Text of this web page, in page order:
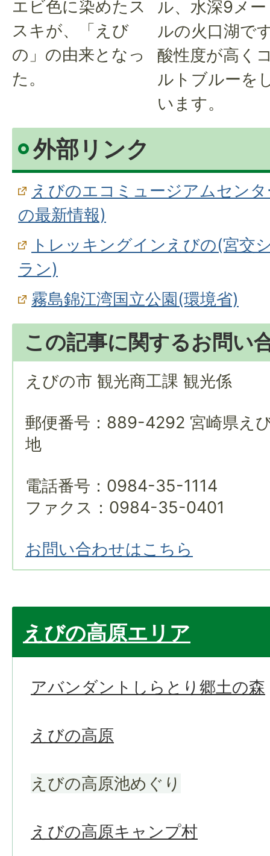
エビ色に染めたス
スキが、「えび
の」の由来となっ
た。
ル、水深9メ
ルの火口湖で
酸性度が高く
ルトブルーを
います。
外部リンク
えびのエコミュージアムセン
の最新情報)
トレッキングインえびの(宮交
ラン)
霧島錦江湾国立公園(環境省)
この記事に関するお問い
えびの市 観光商工課 観光係
郵便番号：889-4292 宮崎県え
地
電話番号：0984-35-1114
ファクス：0984-35-0401
お問い合わせはこちら
えびの高原エリア
アバンダントしらとり郷土の森
えびの高原
えびの高原池めぐり
えびの高原キャンプ村